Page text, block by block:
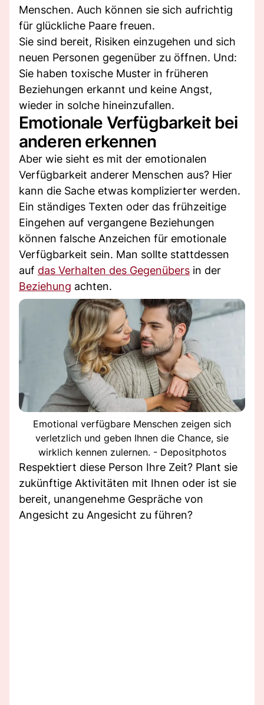
Menschen. Auch können sie sich aufrichtig
für glückliche Paare freuen.
Sie sind bereit, Risiken einzugehen und sich
neuen Personen gegenüber zu öffnen. Und:
Sie haben toxische Muster in früheren
Beziehungen erkannt und keine Angst,
wieder in solche hineinzufallen.
Emotionale Verfügbarkeit bei
anderen erkennen
Aber wie sieht es mit der emotionalen
Verfügbarkeit anderer Menschen aus? Hier
kann die Sache etwas komplizierter werden.
Ein ständiges Texten oder das frühzeitige
Eingehen auf vergangene Beziehungen
können falsche Anzeichen für emotionale
Verfügbarkeit sein. Man sollte stattdessen
auf das Verhalten des Gegenübers in der
Beziehung achten.
Emotional verfügbare Menschen zeigen sich
verletzlich und geben Ihnen die Chance, sie
wirklich kennen zulernen. - Depositphotos
Respektiert diese Person Ihre Zeit? Plant sie
zukünftige Aktivitäten mit Ihnen oder ist sie
bereit, unangenehme Gespräche von
Angesicht zu Angesicht zu führen?